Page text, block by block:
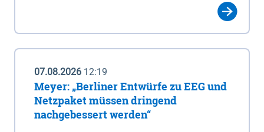
07.08.2026 12:19
Meyer: „Berliner Entwürfe zu EEG und
Netzpaket müssen dringend
nachgebessert werden“